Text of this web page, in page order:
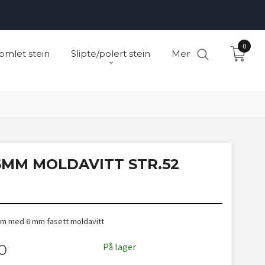
stein Slipte/polert stein Mer
0
MOLDAVITT STR.52
med 6 mm fasett moldavitt
På lager